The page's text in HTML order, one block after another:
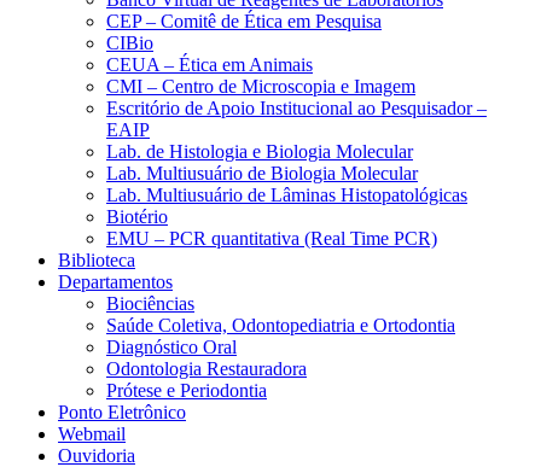
CEP – Comitê de Ética em Pesquisa
CIBio
CEUA – Ética em Animais
CMI – Centro de Microscopia e Imagem
Escritório de Apoio Institucional ao Pesquisador –
EAIP
Lab. de Histologia e Biologia Molecular
Lab. Multiusuário de Biologia Molecular
Lab. Multiusuário de Lâminas Histopatológicas
Biotério
EMU – PCR quantitativa (Real Time PCR)
Biblioteca
Departamentos
Biociências
Saúde Coletiva, Odontopediatria e Ortodontia
Diagnóstico Oral
Odontologia Restauradora
Prótese e Periodontia
Ponto Eletrônico
Webmail
Ouvidoria